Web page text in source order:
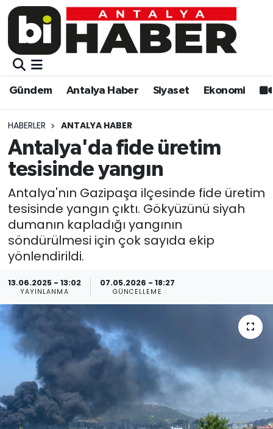
Gündem Antalya Haber Siyaset Ekonomi
HABERLER ANTALYA HABER
Antalya'da fide üretim
tesisinde yangın
Antalya'nın Gazipaşa ilçesinde fide üretim
tesisinde yangın çıktı. Gökyüzünü siyah
dumanın kapladığı yangının
söndürülmesi için çok sayıda ekip
yönlendirildi.
13.06.2025 - 13:02
YAYINLANMA
07.05.2026 - 18:27
GÜNCELLEME
Gündem
Siyaset
Ekonomi
Video
Eğitim
Kültür-sanat
Sağlık
Spor
Teknoloji
Resmi İlanlar
Gündem
Siyaset
Eğitim
Ekonomi
Kültür-sanat
Sağlık
Spor
Teknoloji
Yaşam
Künye
Gizlilik Sözleşmesi
İletişim
Muratpaşa Nöbetçi Eczaneler
Muratpaşa Trafik Yoğunluk Haritası
Süper Lig Puan Durumu ve Fikstür
Tüm Manşetler
Son Dakika Haberleri
Haber Arşivi